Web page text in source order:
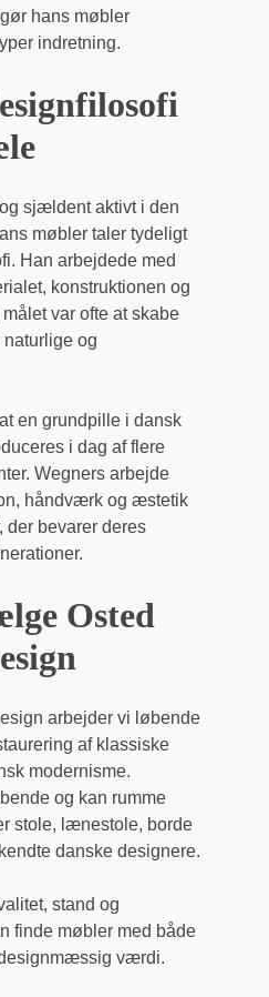
hans møbler
indretning.
sjældent aktivt i den
møbler taler tydeligt
Han arbejdede med
konstruktionen og
var ofte at skabe
naturlige og
en grundpille i dansk
i dag af flere
Wegners arbejde
håndværk og æstetik
der bevarer deres
Osted
arbejder vi løbende
af klassiske
modernisme.
og kan rumme
stole, lænestole, borde
danske designere.
stand og
finde møbler med både
værdi.